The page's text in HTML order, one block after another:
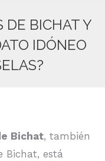
DE BICHAT Y
IDÓNEO
Bichat, también
Bichat, está